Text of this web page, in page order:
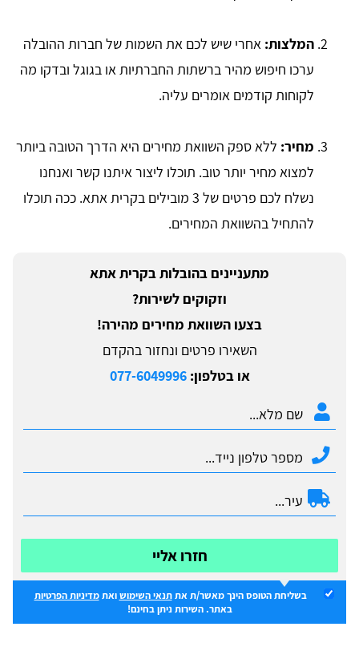
המלצות: אחרי שיש לכם את השמות של חברות ההובלה
ערכו חיפוש מהיר ברשתות החברתיות או בגוגל ובדקו מה
לקוחות קודמים אומרים עליה.
מחיר: ללא ספק השוואת מחירים היא הדרך הטובה ביותר
למצוא מחיר יותר טוב. תוכלו ליצור איתנו קשר ואנחנו
נשלח לכם פרטים של 3 מובילים בקרית אתא. ככה תוכלו
להתחיל בהשוואת המחירים.
מתעניינים ב​הובלות בקרית אתא
וזקוקים לשירות?
בצעו השוואת מחירים מהירה!
השאירו פרטים ונחזור בהקדם
או בטלפון:077-6049996
חזרו אליי
בשליחת הטופס הינך מאשר/ת אתתנאי השימושואתמדיניות הפרטיות
באתר. השירות ניתן בחינם!